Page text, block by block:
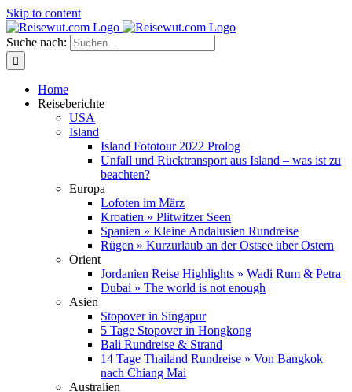
Skip to content
Suche nach:
Home
Reiseberichte
USA
Island
Island Fototour 2022 Prolog
Unfall und Rücktransport aus Island – was ist zu
beachten?
Europa
Lofoten im März
Kroatien » Plitwitzer Seen
Spanien » Kleine Andalusien Rundreise
Rügen » Kurzurlaub an der Ostsee über Ostern
Orient
Jordanien Reise Highlights » Wadi Rum & Petra
Dubai » The world is not enough
Asien
Stopover in Singapur
5 Tage Stopover in Hongkong
Bali Rundreise & Strand
14 Tage Thailand Rundreise » Von Bangkok
nach Chiang Mai
Australien